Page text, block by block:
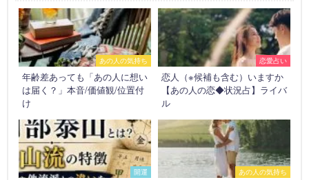
あの人の気持ち
年齢差あっても「あの人に想い
は届く？」本音/価値観/位置付
け
恋愛占い
恋人（※候補も含む）いますか
【あの人の恋◆状況占】ライバ
ル
開運 あの人の気持ち